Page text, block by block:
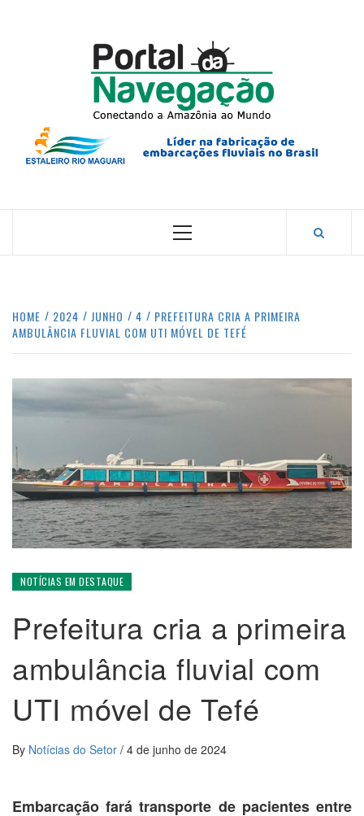
CONECTANDO A AMAZÔNIA COM O MUNDO.
Primary
HOME 2024 JUNHO 4
PREFEITURA CRIA A PRIMEIRA
AMBULÂNCIA FLUVIAL COM UTI MÓVEL DE TEFÉ
NOTÍCIAS EM DESTAQUE
Prefeitura cria a primeira
ambulância fluvial com
UTI móvel de Tefé
By Notícias do Setor / 4 de junho de 2024
Embarcação fará transporte de pacientes entre